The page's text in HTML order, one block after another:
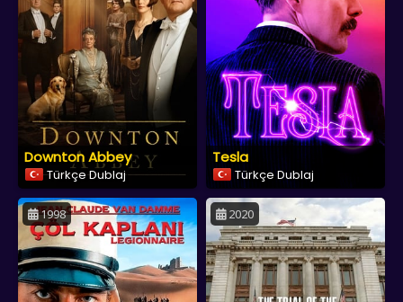
Downton Abbey
Türkçe Dublaj
Tesla
Türkçe Dublaj
1998 2020